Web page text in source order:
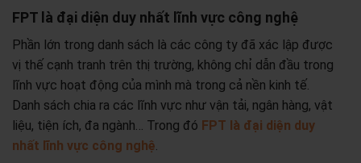
FPT là đại diện duy nhất lĩnh vực công nghệ
Phần lớn trong danh sách là các công ty đã xác lập được
vị thế cạnh tranh trên thị trường, không chỉ dẫn đầu trong
lĩnh vực hoạt động của mình mà trong cả nền kinh tế.
Danh sách chia ra các lĩnh vực như vận tải, ngân hàng, vật
liệu, tiện ích, đa ngành… Trong đó FPT là đại diện duy
nhất lĩnh vực công nghệ.